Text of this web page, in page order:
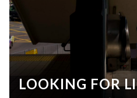
LOOKING FOR